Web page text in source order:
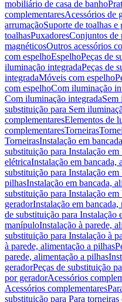
mobiliário de casa de banho
complementaresAcessórios de
arrumaçãoSuporte de toalhas e
toalhasPuxadoresConjuntos de
magnéticosOutros acessórios
com espelhoEspelhoPeças de
iluminação integradaPeças de
integradaMóveis com espelho
com espelhoCom iluminação
Com iluminação integradaSem
substituição para Sem
complementaresElementos de
complementaresTorneiras
TorneirasInstalação em
substituição para Instalação
elétricaInstalação em bancada,
substituição para Instalação em
pilhasInstalação em bancada,
substituição para Instalação
geradorInstalação em
de substituição para Instalação
manípuloInstalação à parede,
substituição para Instalação à
à parede, alimentação a pilhas
parede, alimentação a pilhas
geradorPeças de substituição
por geradorAcessórios
Acessórios complementares
substituição para Para